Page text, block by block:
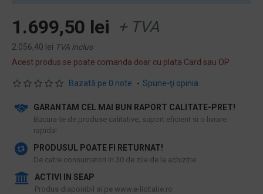
Bazată pe 0 note. - Spune-ţi opinia
1.699,50 lei + TVA
2.056,40 lei TVA inclus
Acest produs se poate comanda doar cu plata Card sau OP
GARANTAM CEL MAI BUN RAPORT CALITATE-PRET!
​Bucura-te de produse calitative, suport eficient si o livrare
rapida!
PRODUSUL POATE FI RETURNAT!
De catre consumatori in 30 de zile de la achizitie
ACTIVI IN SEAP
Produs disponibil si pe www.e-licitatie.ro